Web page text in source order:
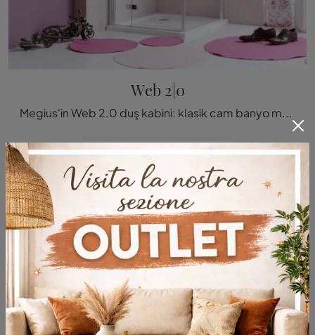
Web 2|0
Megius'in Web 2.0 duş kabini: klasik cam banyo mobilyalarını keşfedin ve wellness odasını de